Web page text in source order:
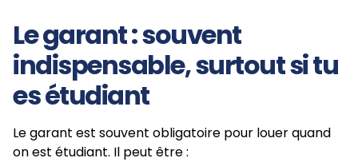
Le garant : souvent
indispensable, surtout si tu
es étudiant
Le garant est souvent obligatoire pour louer quand
on est étudiant. Il peut être :